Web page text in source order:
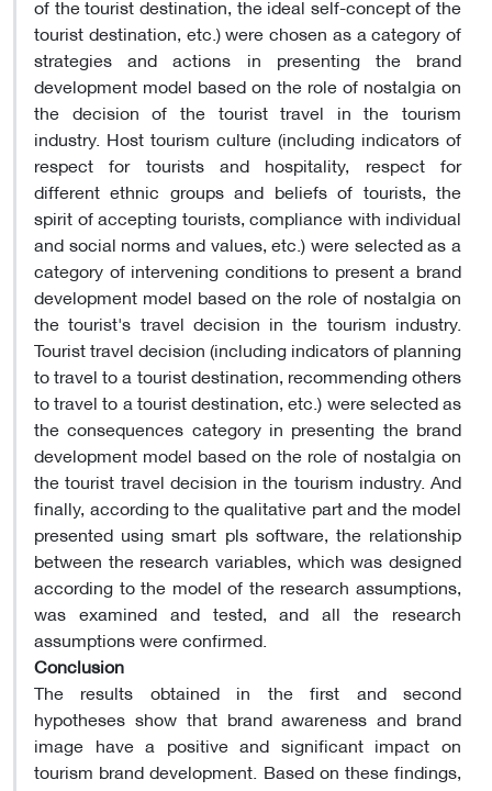
tourist destination, etc.) were chosen as a category of
strategies and actions in presenting the brand
development model based on the role of nostalgia on
the decision of the tourist travel in the tourism
industry. Host tourism culture (including indicators of
respect for tourists and hospitality, respect for
different ethnic groups and beliefs of tourists, the
spirit of accepting tourists, compliance with individual
and social norms and values, etc.) were selected as a
category of intervening conditions to present a brand
development model based on the role of nostalgia on
the tourist's travel decision in the tourism industry.
Tourist travel decision (including indicators of planning
to travel to a tourist destination, recommending others
to travel to a tourist destination, etc.) were selected as
the consequences category in presenting the brand
development model based on the role of nostalgia on
the tourist travel decision in the tourism industry. And
finally, according to the qualitative part and the model
presented using smart pls software, the relationship
between the research variables, which was designed
according to the model of the research assumptions,
was examined and tested, and all the research
assumptions were confirmed.
Conclusion
The results obtained in the first and second
hypotheses show that brand awareness and brand
image have a positive and significant impact on
tourism brand development. Based on these findings,